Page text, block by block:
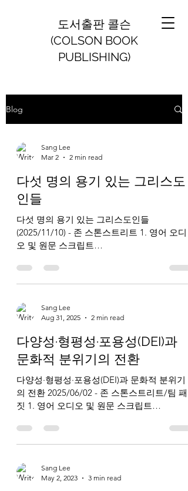
도서출판 콜슨
(COLSON BOOK
PUBLISHING)
Blog
Sang Lee
Mar 2
2 min read
다섯 명의 용기 있는 그리스도
인들
다섯 명의 용기 있는 그리스도인들
(2025/11/10) - 존 스톤스트리트 1. 영어 오디
오 및 원문 스크립트
christians-2/ 2. 한국어 오디오 및 번역 스크립
트 (1) 한국어 오디오 :
립트 : 엘리야는 바알의 선지자들과 갈멜산에
서 놀라운 승리를 거둔 후 깊은 우울에 빠졌
다. 그는 하나님께서 기적적으로 일하시는 것
을 직접 보았고, 온 이스라엘 앞에서 누가 참
된 하나님인지를 증명했다. 그러나 그 직후 엘
리야는 하나님께서 자신을 이세벨로부터 보
호하실 수 있을지 의심하며, 자신만이 남은 신
실한 자라고 잘못 믿었다. “내가 만군의 하나
님 여호와께 열심이 유별하오니, 이는 이스라
엘 자손이 주의 언약을 버리고 주의 제단을 헐
Sang Lee
Aug 31, 2025
2 min read
다양성·형평성·포용성(DEI)과
문화적 분위기의 전환
다양성·형평성·포용성(DEI)과 문화적 분위기
의 전환 2025/06/02 - 존 스톤스트리트/팀 패
짓 1. 영어 오디오 및 원문 스크립트
vibe-shift-why-fideli...
Sang Lee
May 2, 2023
3 min read